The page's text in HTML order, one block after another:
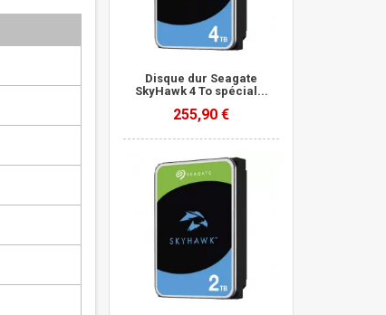
Disque dur Seagate
SkyHawk 4 To spécial...
255,90 €